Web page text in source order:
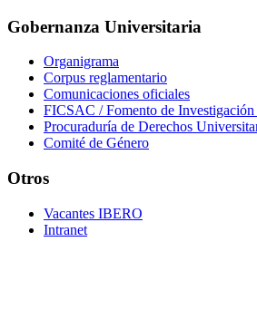
Gobernanza Universitaria
Organigrama
Corpus reglamentario
Comunicaciones oficiales
FICSAC / Fomento de
Procuraduría de Derechos
Comité de Género
Otros
Vacantes IBERO
Intranet